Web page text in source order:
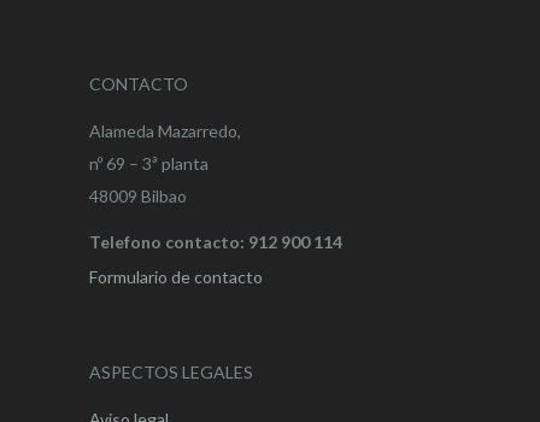
CONTACTO
Alameda Mazarredo,
nº 69 – 3ª planta
48009 Bilbao
Telefono contacto: 912 900 114
Formulario de contacto
ASPECTOS LEGALES